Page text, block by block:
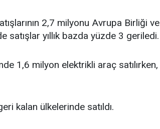
2,7 milyonu Avrupa Birliği ve
satışlar yıllık bazda yüzde 3 geriledi.
1,6 milyon elektrikli araç satılırken,
kalan ülkelerinde satıldı.